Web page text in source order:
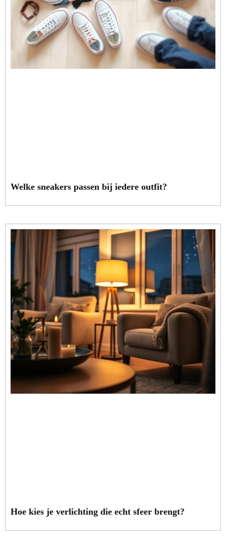
Welke sneakers passen bij iedere outfit?
Hoe kies je verlichting die echt sfeer brengt?